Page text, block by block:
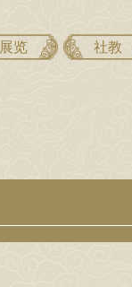
展览 社教